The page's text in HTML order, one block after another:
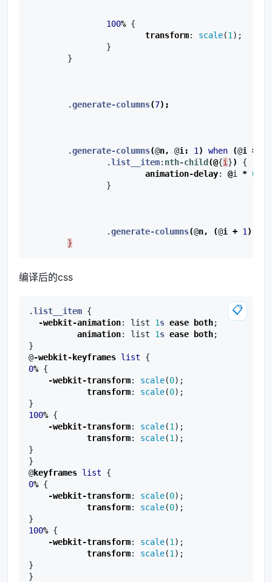
100% {
transform: scale(1 );
}
}
.generate-columns(7);
.generate-columns(@n, @i : 1 ) when (@i =<
.list__item: nth-child (@{i })
{
animation-delay: @i * 0.2
}
.generate-columns(@n, (@i + 1 ))
}
编译后的css
.list__item {
-webkit-animation: list 1s ease both;
animation: list 1s ease both;
}
@-webkit-keyframes list
{
0% {
-webkit-transform: scale(0);
transform: scale(0);
}
100% {
-webkit-transform: scale(1 );
transform: scale(1 );
}
}
@keyframes list
{
0% {
-webkit-transform: scale(0);
transform: scale(0);
}
100% {
-webkit-transform: scale(1 );
transform: scale(1 );
}
}
📋